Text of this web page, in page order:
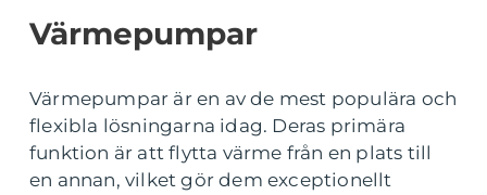
Värmepumpar
Värmepumpar är en av de mest populära och
flexibla lösningarna idag. Deras primära
funktion är att flytta värme från en plats till
en annan, vilket gör dem exceptionellt